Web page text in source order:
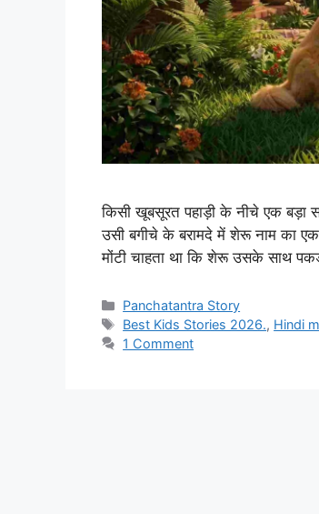
किसी खूबसूरत पहाड़ी के नीचे एक बड़ा
उसी बगीचे के बरामदे में शेरू नाम का
मोंटी चाहता था कि शेरू उसके साथ
Categories
Panchatantra Story
Tags
Best Kids Stories 2026., Hindi
1 Comment